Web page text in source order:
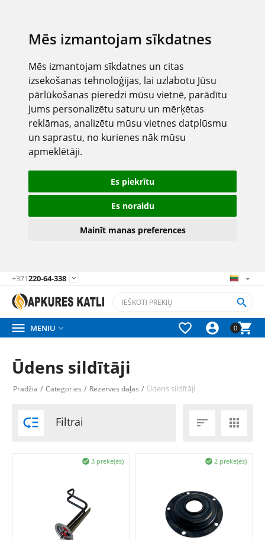
Mēs izmantojam sīkdatnes
Mēs izmantojam sīkdatnes un citas
izsekošanas tehnoloģijas, lai uzlabotu Jūsu
pārlūkošanas pieredzi mūsu vietnē, parādītu
Jums personalizētu saturu un mērķētas
reklāmas, analizētu mūsu vietnes datplūsmu
un saprastu, no kurienes nāk mūsu
apmeklētāji.
Es piekrītu
Es noraidu
Mainīt manas preferences
+371220-64-338 
0



 MENIU 
Ūdens sildītāji
Pradžia / Categories / Rezerves daļas / Ūdens sildītāji
 Filtrai  
3 prekė(ės)
 2 prekė(ės)
